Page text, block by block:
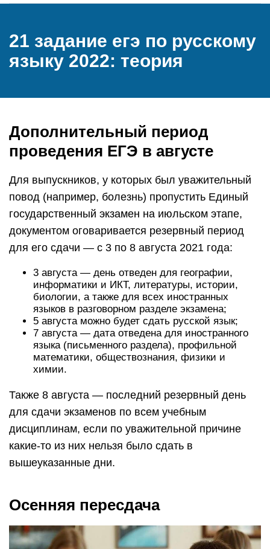
21 задание егэ по русскому
языку 2022: теория
Дополнительный период
проведения ЕГЭ в августе
Для выпускников, у которых был уважительный
повод (например, болезнь) пропустить Единый
государственный экзамен на июльском этапе,
документом оговаривается резервный период
для его сдачи — с 3 по 8 августа 2021 года:
3 августа — день отведен для географии,
информатики и ИКТ, литературы, истории,
биологии, а также для всех иностранных
языков в разговорном разделе экзамена;
5 августа можно будет сдать русской язык;
7 августа — дата отведена для иностранного
языка (письменного раздела), профильной
математики, обществознания, физики и
химии.
Также 8 августа — последний резервный день
для сдачи экзаменов по всем учебным
дисциплинам, если по уважительной причине
какие-то из них нельзя было сдать в
вышеуказанные дни.
Осенняя пересдача